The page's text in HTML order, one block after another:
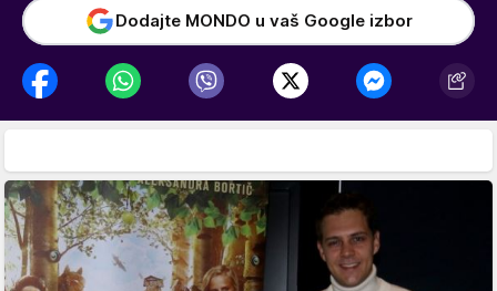
Dodajte MONDO u vaš Google izbor